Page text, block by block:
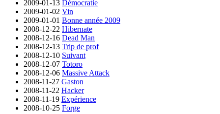
2009-01-13 Démocratie
2009-01-02 Vin
2009-01-01 Bonne année 2009
2008-12-22 Hibernate
2008-12-16 Dead Man
2008-12-13 Trip de prof
2008-12-10 Suivant
2008-12-07 Totoro
2008-12-06 Massive Attack
2008-11-27 Gaston
2008-11-22 Hacker
2008-11-19 Expérience
2008-10-25 Forge